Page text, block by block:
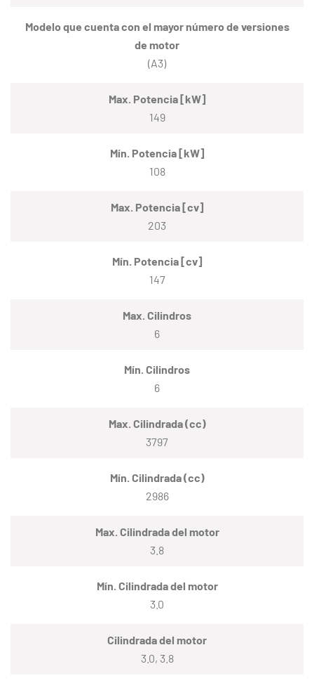
Modelo que cuenta con el mayor número de versiones
de motor
(A3)
Max. Potencia [kW]
149
Mín. Potencia [kW]
108
Max. Potencia [cv]
203
Mín. Potencia [cv]
147
Max. Cilindros
6
Mín. Cilindros
6
Max. Cilindrada (cc)
3797
Mín. Cilindrada (cc)
2986
Max. Cilindrada del motor
3.8
Mín. Cilindrada del motor
3.0
Cilindrada del motor
3.0, 3.8